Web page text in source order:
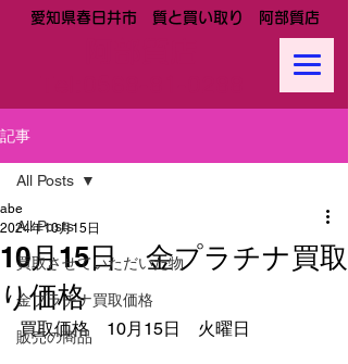
愛知県春日井市 質と買い取り 阿部質店
記事
All Posts
買取させていただいた物
金プラチナ買取価格
販売の商品
All Posts
10月15日 金プラチナ買取
り価格
abe
2024年10月15日
買取価格　10月15日　火曜日